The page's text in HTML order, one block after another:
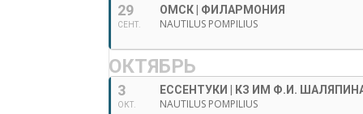
29
СЕНТ.
ОМСК | ФИЛАРМОНИЯ
NAUTILUS POMPILIUS
ОКТЯБРЬ
3
ОКТ.
ЕССЕНТУКИ | КЗ ИМ Ф.И.
NAUTILUS POMPILIUS